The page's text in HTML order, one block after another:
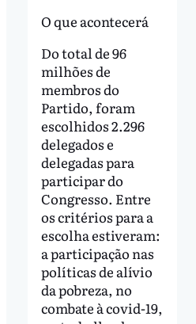
O que acontecerá
Do total de 96
milhões de
membros do
Partido, foram
escolhidos 2.296
delegados e
delegadas para
participar do
Congresso. Entre
os critérios para a
escolha estiveram:
a participação nas
políticas de alívio
da pobreza, no
combate à covid-19,